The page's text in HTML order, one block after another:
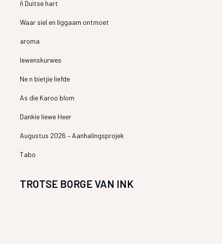
ñ Duitse hart
Waar siel en liggaam ontmoet
aroma
lewenskurwes
Ne n bietjie liefde
As die Karoo blom
Dankie liewe Heer
Augustus 2026 – Aanhalingsprojek
Tabo
TROTSE BORGE VAN INK